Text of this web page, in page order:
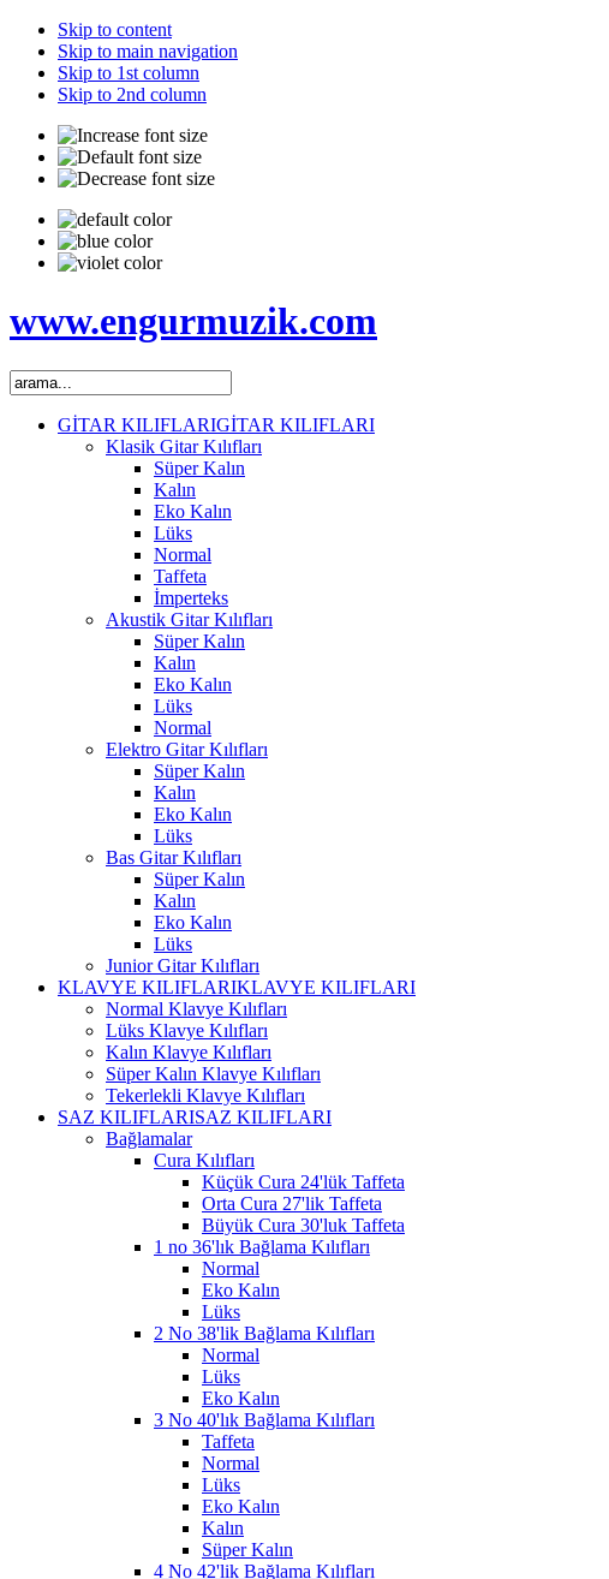
Skip to content
Skip to main navigation
Skip to 1st column
Skip to 2nd column
www.engurmuzik.com
GİTAR KILIFLARIGİTAR KILIFLARI
Klasik Gitar Kılıfları
Süper Kalın
Kalın
Eko Kalın
Lüks
Normal
Taffeta
İmperteks
Akustik Gitar Kılıfları
Süper Kalın
Kalın
Eko Kalın
Lüks
Normal
Elektro Gitar Kılıfları
Süper Kalın
Kalın
Eko Kalın
Lüks
Bas Gitar Kılıfları
Süper Kalın
Kalın
Eko Kalın
Lüks
Junior Gitar Kılıfları
KLAVYE KILIFLARIKLAVYE KILIFLARI
Normal Klavye Kılıfları
Lüks Klavye Kılıfları
Kalın Klavye Kılıfları
Süper Kalın Klavye Kılıfları
Tekerlekli Klavye Kılıfları
SAZ KILIFLARISAZ KILIFLARI
Bağlamalar
Cura Kılıfları
Küçük Cura 24'lük Taffeta
Orta Cura 27'lik Taffeta
Büyük Cura 30'luk Taffeta
1 no 36'lık Bağlama Kılıfları
Normal
Eko Kalın
Lüks
2 No 38'lik Bağlama Kılıfları
Normal
Lüks
Eko Kalın
3 No 40'lık Bağlama Kılıfları
Taffeta
Normal
Lüks
Eko Kalın
Kalın
Süper Kalın
4 No 42'lik Bağlama Kılıfları